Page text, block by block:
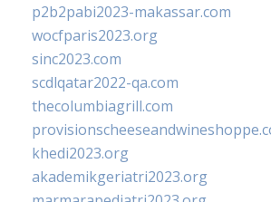
p2b2pabi2023-makassar.com
wocfparis2023.org
sinc2023.com
scdlqatar2022-qa.com
thecolumbiagrill.com
khedi2023.org
akademikgeriatri2023.org